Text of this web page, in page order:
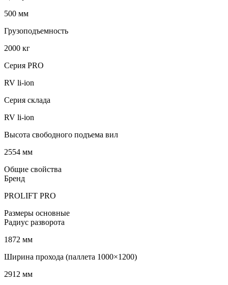
500 мм
Грузоподъемность
2000 кг
Серия PRO
RV li-ion
Серия склада
RV li-ion
Высота свободного подъема вил
2554 мм
Общие свойства
Бренд
PROLIFT PRO
Размеры основные
Радиус разворота
1872 мм
Ширина прохода (паллета 1000×1200)
2912 мм